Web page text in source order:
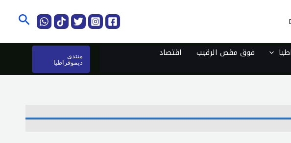
فوق مقص الرقيب
اقتصاد
منتدى
ديموقراطيا